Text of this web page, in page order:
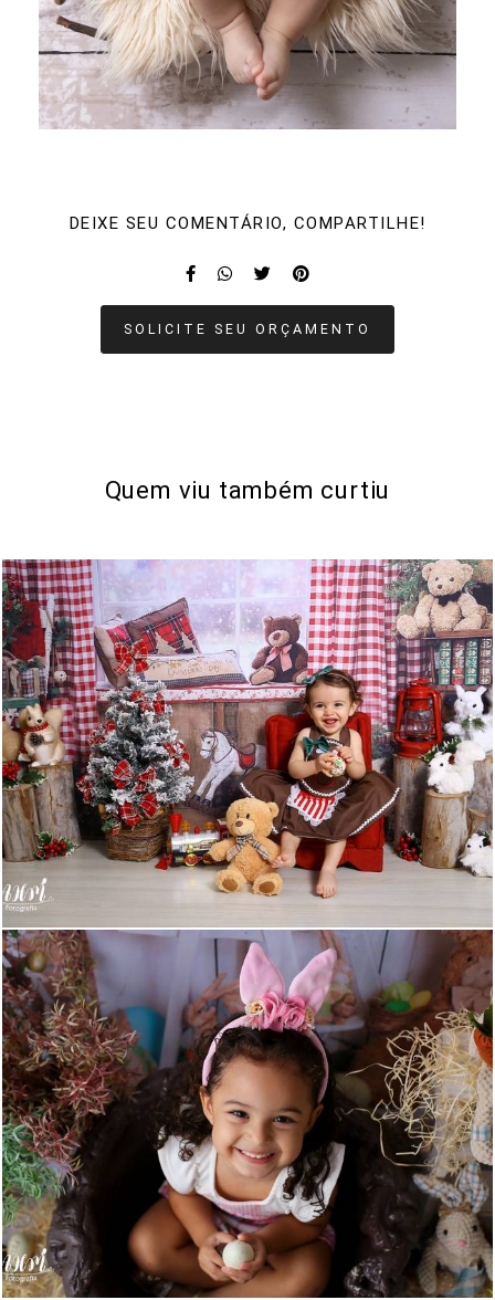
DEIXE SEU COMENTÁRIO, COMPARTILHE!
SOLICITE SEU ORÇAMENTO
Quem viu também curtiu
632 6
617 0